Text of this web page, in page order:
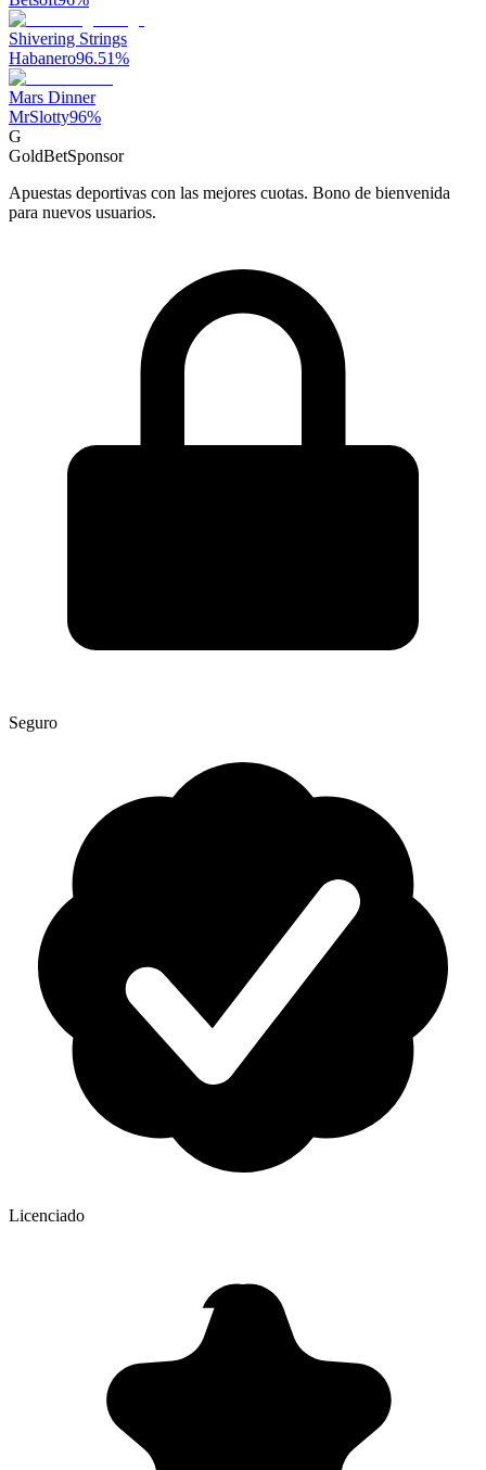
Shivering Strings
Habanero96.51%
Mars Dinner
MrSlotty96%
G
GoldBetSponsor
Apuestas deportivas con las mejores cuotas. Bono de bienvenida
para nuevos usuarios.
Seguro
Licenciado